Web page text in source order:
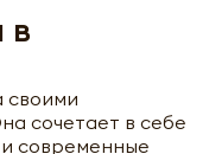
в
своими
сочетает в себе
современные